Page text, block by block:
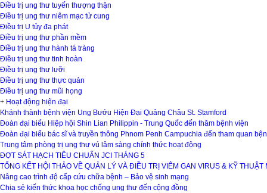
Điều trị ung thư tuyến thượng thận
Điều trị ung thư niêm mạc tử cung
Điều trị U tủy đa phát
Điều trị ung thư phần mềm
Điều trị ung thư hành tá tràng
Điều trị ung thư tinh hoàn
Điều trị ung thư lưỡi
Điều trị ung thư thực quản
Điều trị ung thư mũi họng
+ Hoạt động hiện đại
Khánh thành bệnh viện Ung Bướu Hiện Đại Quảng Châu St. Stamford
Đoàn đại biểu Hiệp hội Shin Lian Philippin - Trung Quốc đến thăm bệnh viện
Đoàn đại biểu bác sĩ và truyền thông Phnom Penh Campuchia đến tham quan
Trung tâm phòng trị ung thư vú lâm sàng chính thức hoạt động
ĐỢT SÁT HẠCH TIÊU CHUẨN JCI THÁNG 5
TỔNG KẾT HỘI THẢO VỀ QUẢN LÝ VÀ ĐIỀU TRỊ VIÊM GAN VIRUS & KỸ
Nâng cao trình độ cấp cứu chữa bệnh – Bảo vệ sinh mạng
Chia sẻ kiến thức khoa học chống ung thư đến cộng đồng